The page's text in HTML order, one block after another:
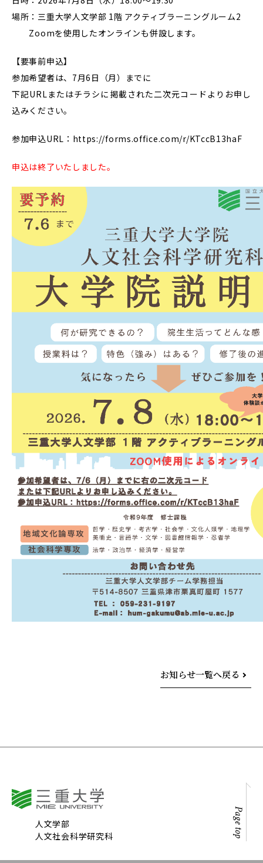
場所：三重大学人文学部 1階 アクティブラーニングルーム2
Zoomを使用したオンラインも併設します。
【要事前申込】
参加希望者は、7月6日（月）までに
下記URLまたはチラシに掲載された二次元コードよりお申し
込みください。
参加申込URL：https://forms.office.com/r/KTccB13haF
申込は終了いたしました。
お知らせ一覧へ戻る
Page top
人文学部
人文社会科学研究科